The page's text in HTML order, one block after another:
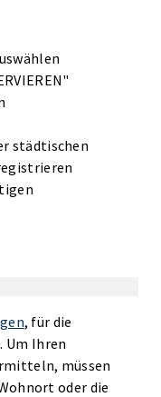
städtischen
, für die
Um Ihren
müssen
oder die